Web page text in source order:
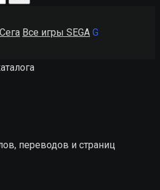
Все игры SEGA G
переводов и страниц